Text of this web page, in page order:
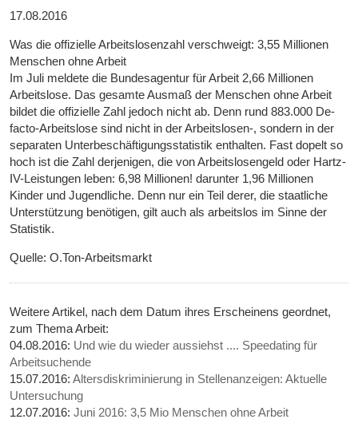
17.08.2016
Was die offizielle Arbeitslosenzahl verschweigt: 3,55 Millionen
Menschen ohne Arbeit
Im Juli meldete die Bundesagentur für Arbeit 2,66 Millionen
Arbeitslose. Das gesamte Ausmaß der Menschen ohne Arbeit
bildet die offizielle Zahl jedoch nicht ab. Denn rund 883.000 De-
facto-Arbeitslose sind nicht in der Arbeitslosen-, sondern in der
separaten Unterbeschäftigungsstatistik enthalten. Fast dopelt so
hoch ist die Zahl derjenigen, die von Arbeitslosengeld oder Hartz-
IV-Leistungen leben: 6,98 Millionen! darunter 1,96 Millionen
Kinder und Jugendliche. Denn nur ein Teil derer, die staatliche
Unterstützung benötigen, gilt auch als arbeitslos im Sinne der
Statistik.
Quelle: O.Ton-Arbeitsmarkt
Weitere Artikel, nach dem Datum ihres Erscheinens geordnet,
zum Thema Arbeit:
04.08.2016: Und wie du wieder aussiehst .... Speedating für
Arbeitsuchende
15.07.2016:Altersdiskriminierung in Stellenanzeigen: Aktuelle
Untersuchung
12.07.2016:Juni 2016: 3,5 Mio Menschen ohne Arbeit